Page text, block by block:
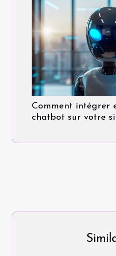
Comment intégrer
chatbot sur votre